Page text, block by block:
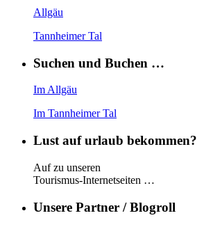
Allgäu
Tannheimer Tal
Suchen und Buchen …
Im Allgäu
Im Tannheimer Tal
Lust auf urlaub bekommen?
Auf zu unseren
Tourismus-Internetseiten …
Unsere Partner / Blogroll